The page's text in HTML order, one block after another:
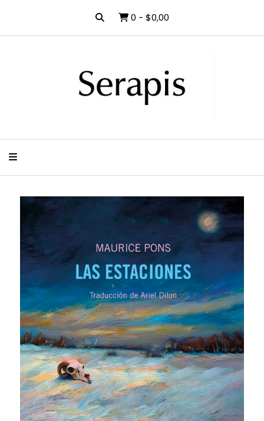
0 - $0,00